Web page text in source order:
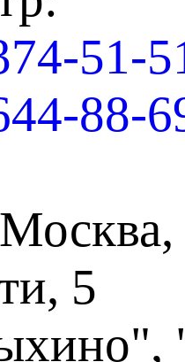
51-
88-
5